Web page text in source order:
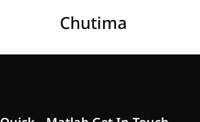
Chutima